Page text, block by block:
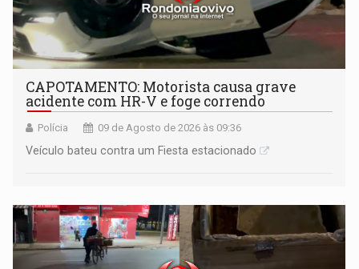
CAPOTAMENTO: Motorista causa grave
acidente com HR-V e foge correndo
Polícia 09 de Agosto de 2026 às 09:36
Veículo bateu contra um Fiesta estacionado